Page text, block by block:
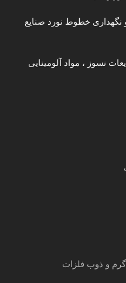
نگهداری خطوط نورد صنایع
نسوز ، مواد آلومینایی
و ذوب فلزات